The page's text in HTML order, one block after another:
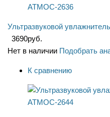
Ультразвуковой
3690руб.
Нет в наличии Подобрать
К сравнению